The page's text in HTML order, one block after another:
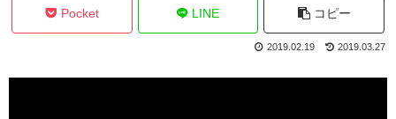
Pocket LINE コピー
2019.02.19 2019.03.27